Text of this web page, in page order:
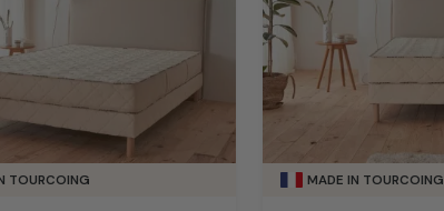
TOURCOING MADE IN TOURCOING